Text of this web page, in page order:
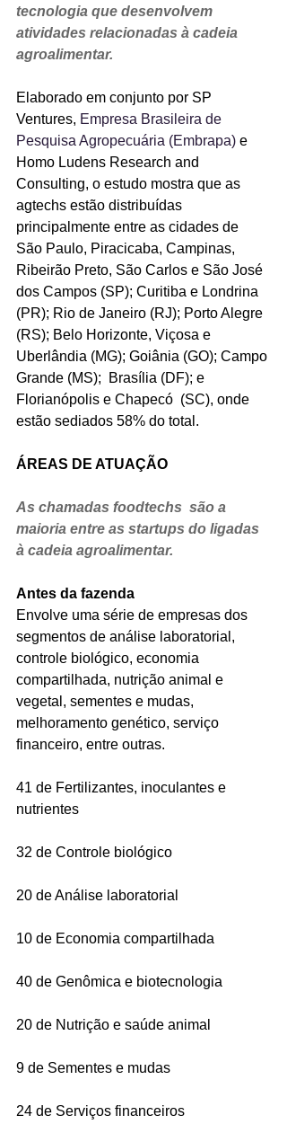
tecnologia que desenvolvem
atividades relacionadas à cadeia
agroalimentar.
Elaborado em conjunto por SP
Ventures, Empresa Brasileira de
Pesquisa Agropecuária (Embrapa) e
Homo Ludens Research and
Consulting, o estudo mostra que as
agtechs estão distribuídas
principalmente entre as cidades de
São Paulo, Piracicaba, Campinas,
Ribeirão Preto, São Carlos e São José
dos Campos (SP); Curitiba e Londrina
(PR); Rio de Janeiro (RJ); Porto Alegre
(RS); Belo Horizonte, Viçosa e
Uberlândia (MG); Goiânia (GO); Campo
Grande (MS);  Brasília (DF); e
Florianópolis e Chapecó  (SC), onde
estão sediados 58% do total.
ÁREAS DE ATUAÇÃO
As chamadas foodtechs  são a
maioria entre as startups do ligadas
à cadeia agroalimentar.
Antes da fazenda
Envolve uma série de empresas dos
segmentos de análise laboratorial,
controle biológico, economia
compartilhada, nutrição animal e
vegetal, sementes e mudas,
melhoramento genético, serviço
financeiro, entre outras.
41 de Fertilizantes, inoculantes e
nutrientes
32 de Controle biológico
20 de Análise laboratorial
10 de Economia compartilhada
40 de Genômica e biotecnologia
20 de Nutrição e saúde animal
9 de Sementes e mudas
24 de Serviços financeiros